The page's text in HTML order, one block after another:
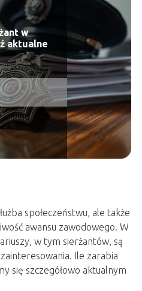
w
aktualne
społeczeństwu, ale także
awansu zawodowego. W
w tym sierżantów, są
Ile zarabia
się szczegółowo aktualnym